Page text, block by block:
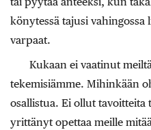
könytessä tajusi
varpaat.
Kukaan ei vaatinut
tekemisiämme. Mihinkään
osallistua. Ei ollut tavoitteita
yrittänyt opettaa meille